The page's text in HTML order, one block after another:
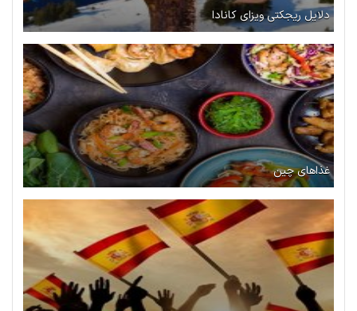
دلایل ریجکتی ویزای کانادا
غذاهای چین